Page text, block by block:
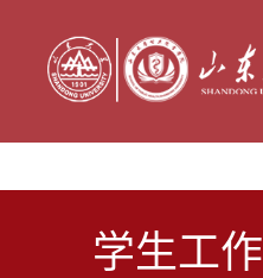
学生工作